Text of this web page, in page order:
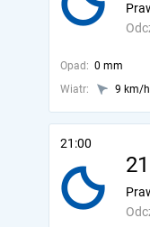
Opad: 0 mm
Wiatr:
9 km/h
21:00